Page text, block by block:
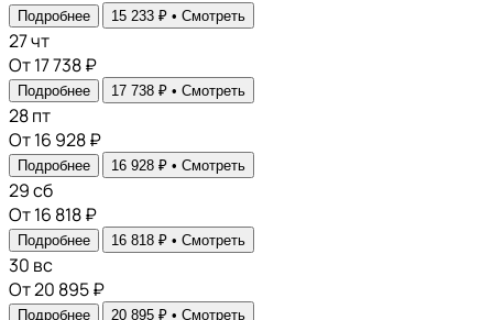
Подробнее 15 233 ₽ • Смотреть
27чт
От 17 738 ₽
Подробнее 17 738 ₽ • Смотреть
28пт
От 16 928 ₽
Подробнее 16 928 ₽ • Смотреть
29сб
От 16 818 ₽
Подробнее 16 818 ₽ • Смотреть
30 вс
От 20 895 ₽
Подробнее 20 895 ₽ • Смотреть